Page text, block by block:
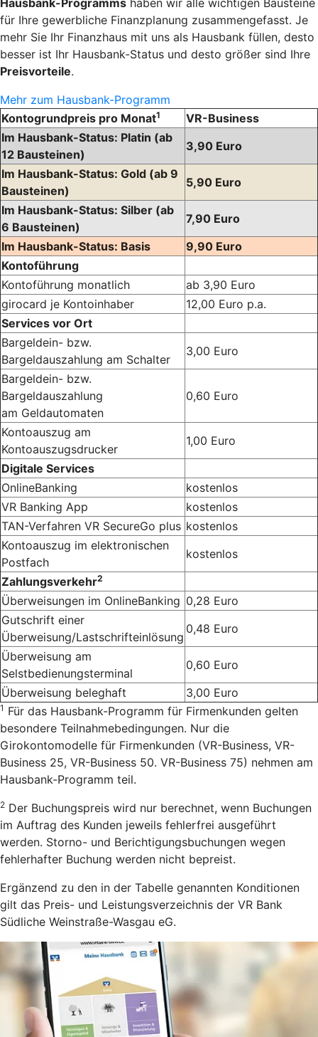
für Ihre gewerbliche Finanzplanung zusammengefasst. Je
mehr Sie Ihr Finanzhaus mit uns als Hausbank füllen, desto
besser ist Ihr Hausbank-Status und desto größer sind Ihre
Preisvorteile.
Mehr zum Hausbank-Programm
Kontogrundpreis pro Monat1
VR-Business
Im Hausbank-Status: Platin (ab
12 Bausteinen)
3,90 Euro
Im Hausbank-Status: Gold (ab 9
Bausteinen)
5,90 Euro
Im Hausbank-Status: Silber (ab
6 Bausteinen)
7,90 Euro
Im Hausbank-Status: Basis
9,90 Euro
Kontoführung
Kontoführung monatlich
ab 3,90 Euro
girocard je Kontoinhaber
12,00 Euro p.a.
Services vor Ort
Bargeldein- bzw.
Bargeldauszahlung am Schalter
3,00 Euro
Bargeldein- bzw.
Bargeldauszahlung
am Geldautomaten
0,60 Euro
Kontoauszug am
Kontoauszugsdrucker
1,00 Euro
Digitale Services
OnlineBanking
kostenlos
VR Banking App
kostenlos
TAN-Verfahren VR SecureGo plus kostenlos
Kontoauszug im elektronischen
Postfach
kostenlos
Zahlungsverkehr2
Überweisungen im OnlineBanking 0,28 Euro
Gutschrift einer
Überweisung/Lastschrifteinlösung
0,48 Euro
Überweisung am
Selstbedienungsterminal
0,60 Euro
Überweisung beleghaft
3,00 Euro
1 Für das Hausbank-Programm für Firmenkunden gelten
besondere Teilnahmebedingungen. Nur die
Girokontomodelle für Firmenkunden (VR-Business, VR-
Business 25, VR-Business 50. VR-Business 75) nehmen am
Hausbank-Programm teil.
2 Der Buchungspreis wird nur berechnet, wenn Buchungen
im Auftrag des Kunden jeweils fehlerfrei ausgeführt
werden. Storno- und Berichtigungsbuchungen wegen
fehlerhafter Buchung werden nicht bepreist.
Ergänzend zu den in der Tabelle genannten Konditionen
gilt das Preis- und Leistungsverzeichnis der VR Bank
Südliche Weinstraße-Wasgau eG.